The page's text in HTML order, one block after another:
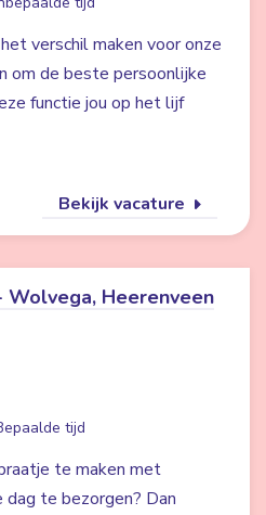
verschil maken voor onze
om de beste persoonlijke
functie jou op het lijf
Bekijk vacature
Heerenveen
tijd
te maken met
te bezorgen? Dan